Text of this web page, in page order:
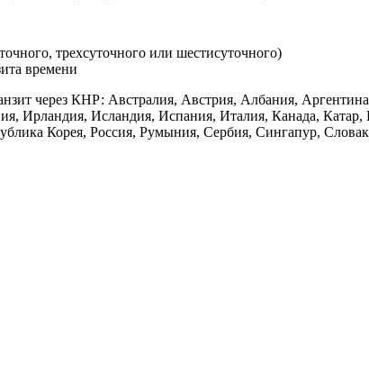
трехсуточного или шестисуточного)
времени
через КНР: Австралия, Австрия, Албания,
Ирландия, Исландия, Испания, Италия, Канада,
Корея, Россия, Румыния, Сербия, Сингапур,